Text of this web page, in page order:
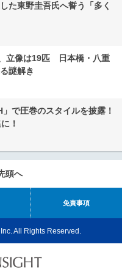
た東野圭吾氏へ誓う「多く
立像は19匹 日本橋・八重
謎解き
で圧巻のスタイルを披露！
！
頭へ
免責事項
All Rights Reserved.